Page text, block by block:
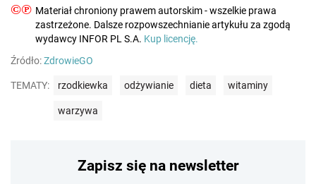
©℗ Materiał chroniony prawem autorskim - wszelkie prawa
zastrzeżone. Dalsze rozpowszechnianie artykułu za zgodą
wydawcy INFOR PL S.A. Kup licencję.
Źródło:ZdrowieGO
TEMATY: rzodkiewka odżywianie dieta witaminy
warzywa
Zapisz się na newsletter